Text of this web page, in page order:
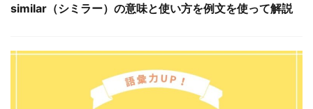
similar（シミラー）の意味と使い方を例文を使って解説